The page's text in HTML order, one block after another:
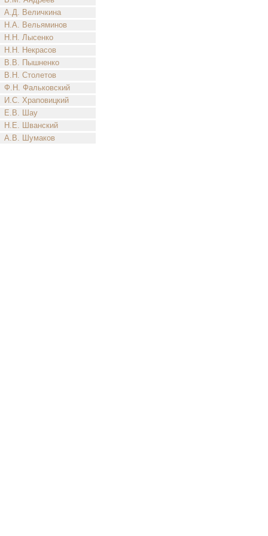
А.Д. Величкина
Н.А. Вельяминов
Н.Н. Лысенко
Н.Н. Некрасов
В.В. Пышненко
В.Н. Столетов
Ф.Н. Фальковский
И.С. Храповицкий
Е.В. Шау
Н.Е. Шванский
А.В. Шумаков